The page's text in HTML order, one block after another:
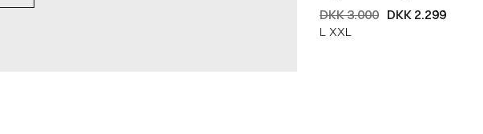
DKK 3.000 DKK 2.299
L XXL